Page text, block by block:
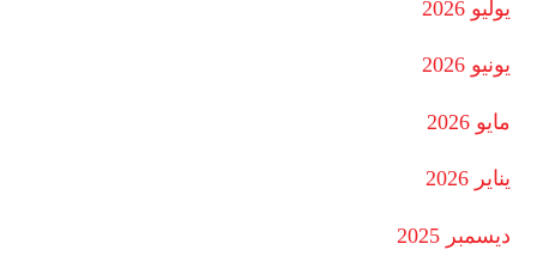
يوليو 2026
يونيو 2026
مايو 2026
يناير 2026
ديسمبر 2025